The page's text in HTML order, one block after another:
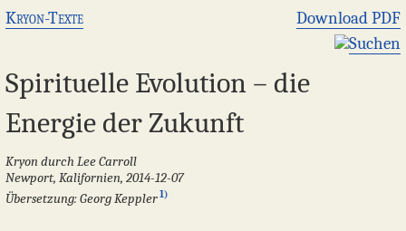
Kryon-Texte
Download PDF
Suchen
Spirituelle Evolution – die
Energie der Zukunft
Kryon durch Lee Carroll
Newport, Kalifornien, 2014-12-07
Übersetzung: Georg Keppler1)